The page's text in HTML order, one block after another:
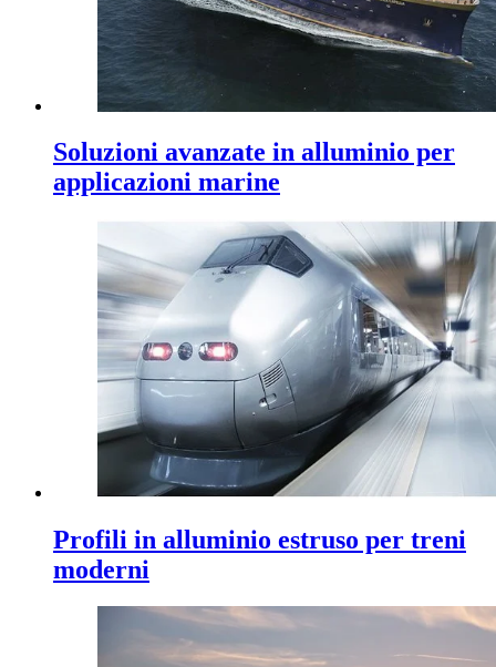
Soluzioni avanzate in alluminio per
applicazioni marine
Profili in alluminio estruso per treni
moderni